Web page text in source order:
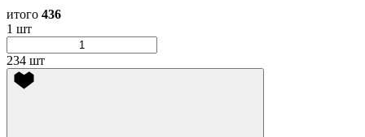
итого 436
1 шт
234 шт